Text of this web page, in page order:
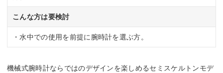
こんな方は要検討
・水中での使用を前提に腕時計を選ぶ方。
機械式腕時計ならではのデザインを楽しめるセミスケルトンモデ